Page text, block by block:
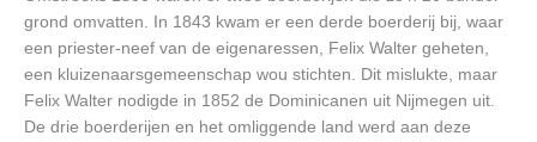
grond omvatten. In 1843 kwam er een derde boerderij bij, waar
een priester-neef van de eigenaressen, Felix Walter geheten,
een kluizenaarsgemeenschap wou stichten. Dit mislukte, maar
Felix Walter nodigde in 1852 de Dominicanen uit Nijmegen uit.
De drie boerderijen en het omliggende land werd aan deze